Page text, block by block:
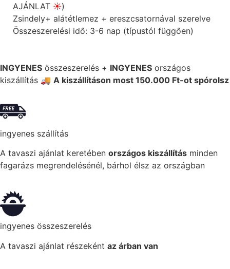
AJÁNLAT ☀️)
Zsindely+ alátétlemez + ereszcsatornával szerelve
Összeszerelési idő: 3-6 nap (típustól függően)
INGYENES összeszerelés + INGYENES országos
kiszállítás 🚚 A kiszállításon most 150.000 Ft-ot spórolsz
ingyenes szállítás
A tavaszi ajánlat keretében országos kiszállítás minden
fagarázs megrendelésénél, bárhol élsz az országban
ingyenes összeszerelés
A tavaszi ajánlat részeként az árban van